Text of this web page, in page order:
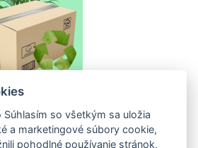
Súhlasím so všetkým sa uložia
a marketingové súbory cookie,
pohodlné používanie stránok,